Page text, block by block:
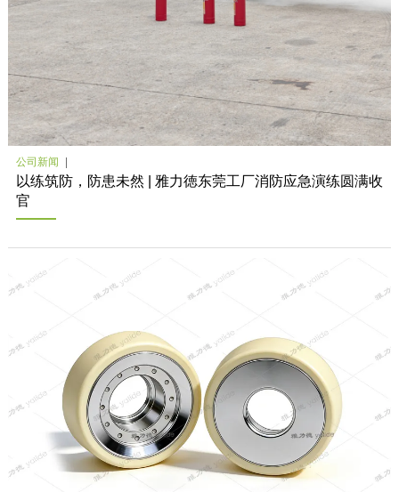
公司新闻
以练筑防，防患未然 | 雅力徳东莞工厂消防应急演练圆满收
官